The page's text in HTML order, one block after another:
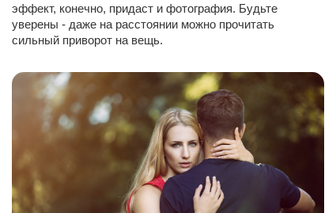
эффект, конечно, придаст и фотография. Будьте
уверены - даже на расстоянии можно прочитать
сильный приворот на вещь.